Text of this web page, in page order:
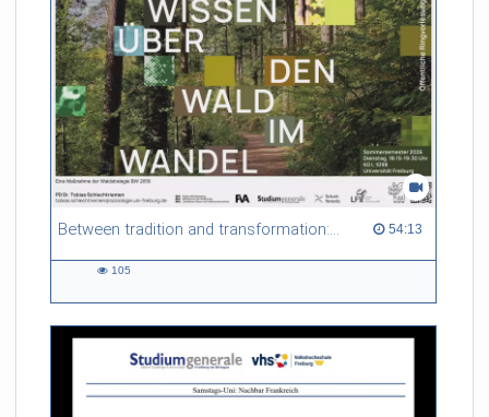
Between tradition and transformation: how owners, advisers and institutions co-create knowledge for resilient forests in Europe 54:13
54:13 duration
105